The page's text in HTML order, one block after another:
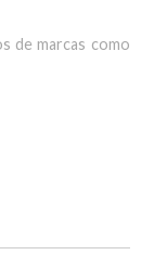
de marcas como